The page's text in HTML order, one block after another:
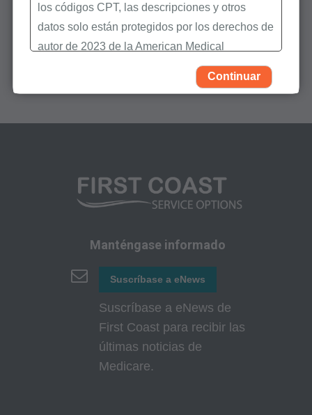
Recursos relacionados
Contáctenos
Manténgase informado
Suscríbase a eNews
Suscríbase a eNews de
First Coast para recibir las
últimas noticias de
Medicare.
los códigos CPT, las descripciones y otros
datos solo están protegidos por los derechos de
autor de 2023 de la American Medical
Association (AMA). Todos los derechos
reservados (y otra fecha de publicación de
Determinaciones de Cobertura Local (LCDs),
Boletines/Hojas Informativas,
Facturación,
Políticas de Cobertura y Codificación,
Boletines e Información de Integridad del
Materiales Educacionales/de Capacitación,
Continuar